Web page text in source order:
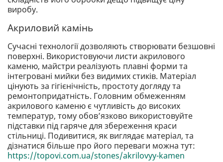
виробу.
Акриловий камінь
Сучасні технології дозволяють створювати безшовні
поверхні. Використовуючи листи акрилового
каменю, майстри реалізують плавні форми та
інтегровані мийки без видимих стиків. Матеріал
цінують за гігієнічність, простоту догляду та
ремонтопридатність. Головним обмеженням
акрилового каменю є чутливість до високих
температур, тому обов’язково використовуйте
підставки під гаряче для збереження краси
стільниці. Подивитися, як виглядає матеріал, та
дізнатися більше про його переваги можна тут:
https://topovi.com.ua/stones/akrilovyy-kamen